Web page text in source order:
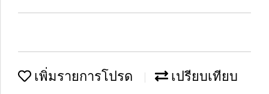
เพิ่มรายการโปรด เปรียบเทียบ